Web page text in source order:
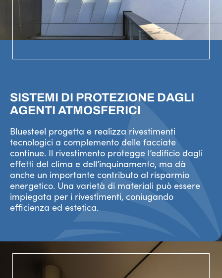
SISTEMI DI PROTEZIONE DAGLI
AGENTI ATMOSFERICI
Bluesteel progetta e realizza rivestimenti
tecnologici a complemento delle facciate
continue. Il rivestimento protegge l’edificio dagli
effetti del clima e dell’inquinamento, ma dà
anche un importante contributo al risparmio
energetico. Una varietà di materiali può essere
impiegata per i rivestimenti, coniugando
efficienza ed estetica.